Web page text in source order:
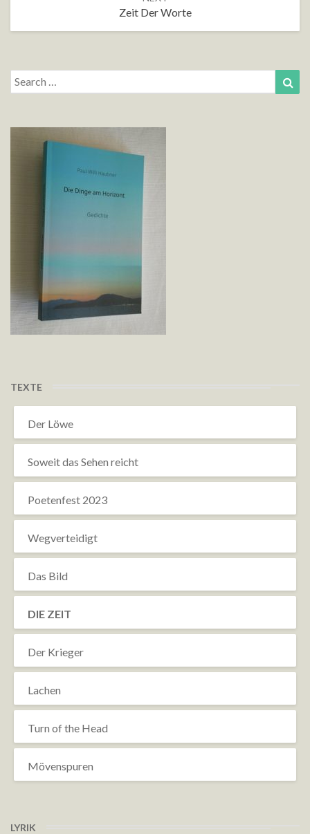
Zeit Der Worte
Search
for:
TEXTE
Der Löwe
Soweit das Sehen reicht
Poetenfest 2023
Wegverteidigt
Das Bild
DIE ZEIT
Der Krieger
Lachen
Turn of the Head
Mövenspuren
LYRIK